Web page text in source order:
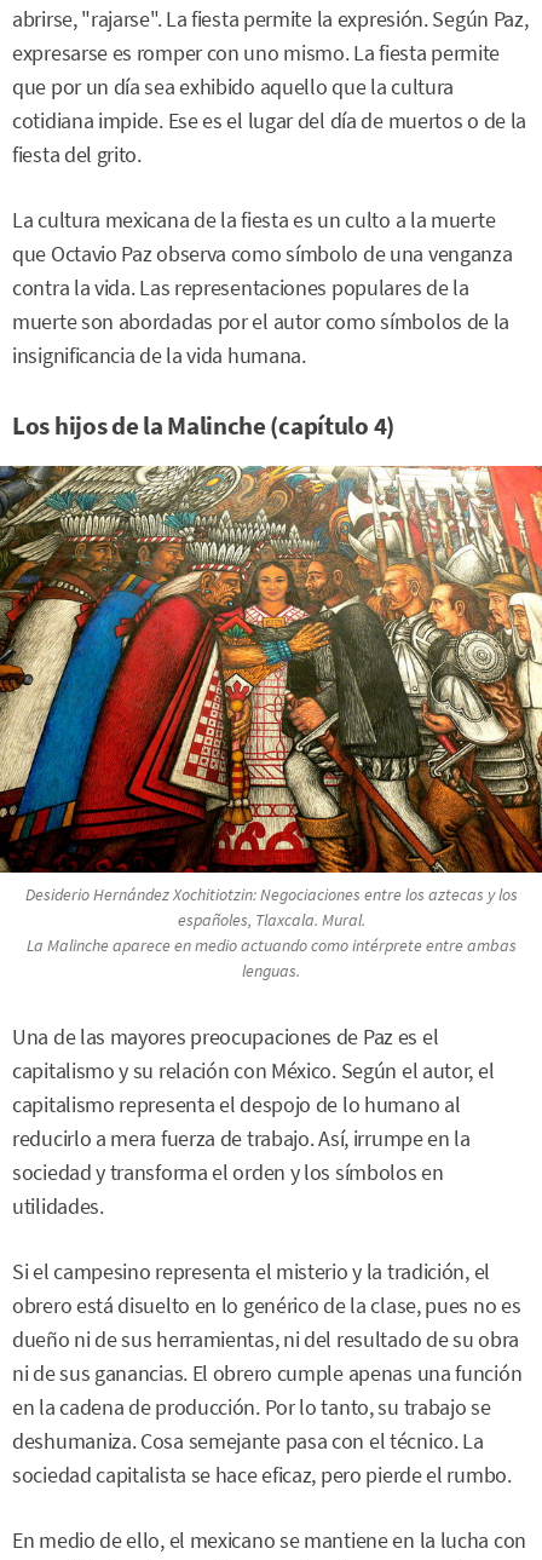
abrirse, "rajarse". La fiesta permite la expresión. Según Paz,
expresarse es romper con uno mismo. La fiesta permite
que por un día sea exhibido aquello que la cultura
cotidiana impide. Ese es el lugar del día de muertos o de la
fiesta del grito.
La cultura mexicana de la fiesta es un culto a la muerte
que Octavio Paz observa como símbolo de una venganza
contra la vida. Las representaciones populares de la
muerte son abordadas por el autor como símbolos de la
insignificancia de la vida humana.
Los hijos de la Malinche (capítulo 4)
Desiderio Hernández Xochitiotzin:Negociaciones entre los aztecas y los
españoles, Tlaxcala. Mural.
La Malinche aparece en medio actuando como intérprete entre ambas
lenguas.
Una de las mayores preocupaciones de Paz es el
capitalismo y su relación con México. Según el autor, el
capitalismo representa el despojo de lo humano al
reducirlo a mera fuerza de trabajo. Así, irrumpe en la
sociedad y transforma el orden y los símbolos en
utilidades.
Si el campesino representa el misterio y la tradición, el
obrero está disuelto en lo genérico de la clase, pues no es
dueño ni de sus herramientas, ni del resultado de su obra
ni de sus ganancias. El obrero cumple apenas una función
en la cadena de producción. Por lo tanto, su trabajo se
deshumaniza. Cosa semejante pasa con el técnico. La
sociedad capitalista se hace eficaz, pero pierde el rumbo.
En medio de ello, el mexicano se mantiene en la lucha con